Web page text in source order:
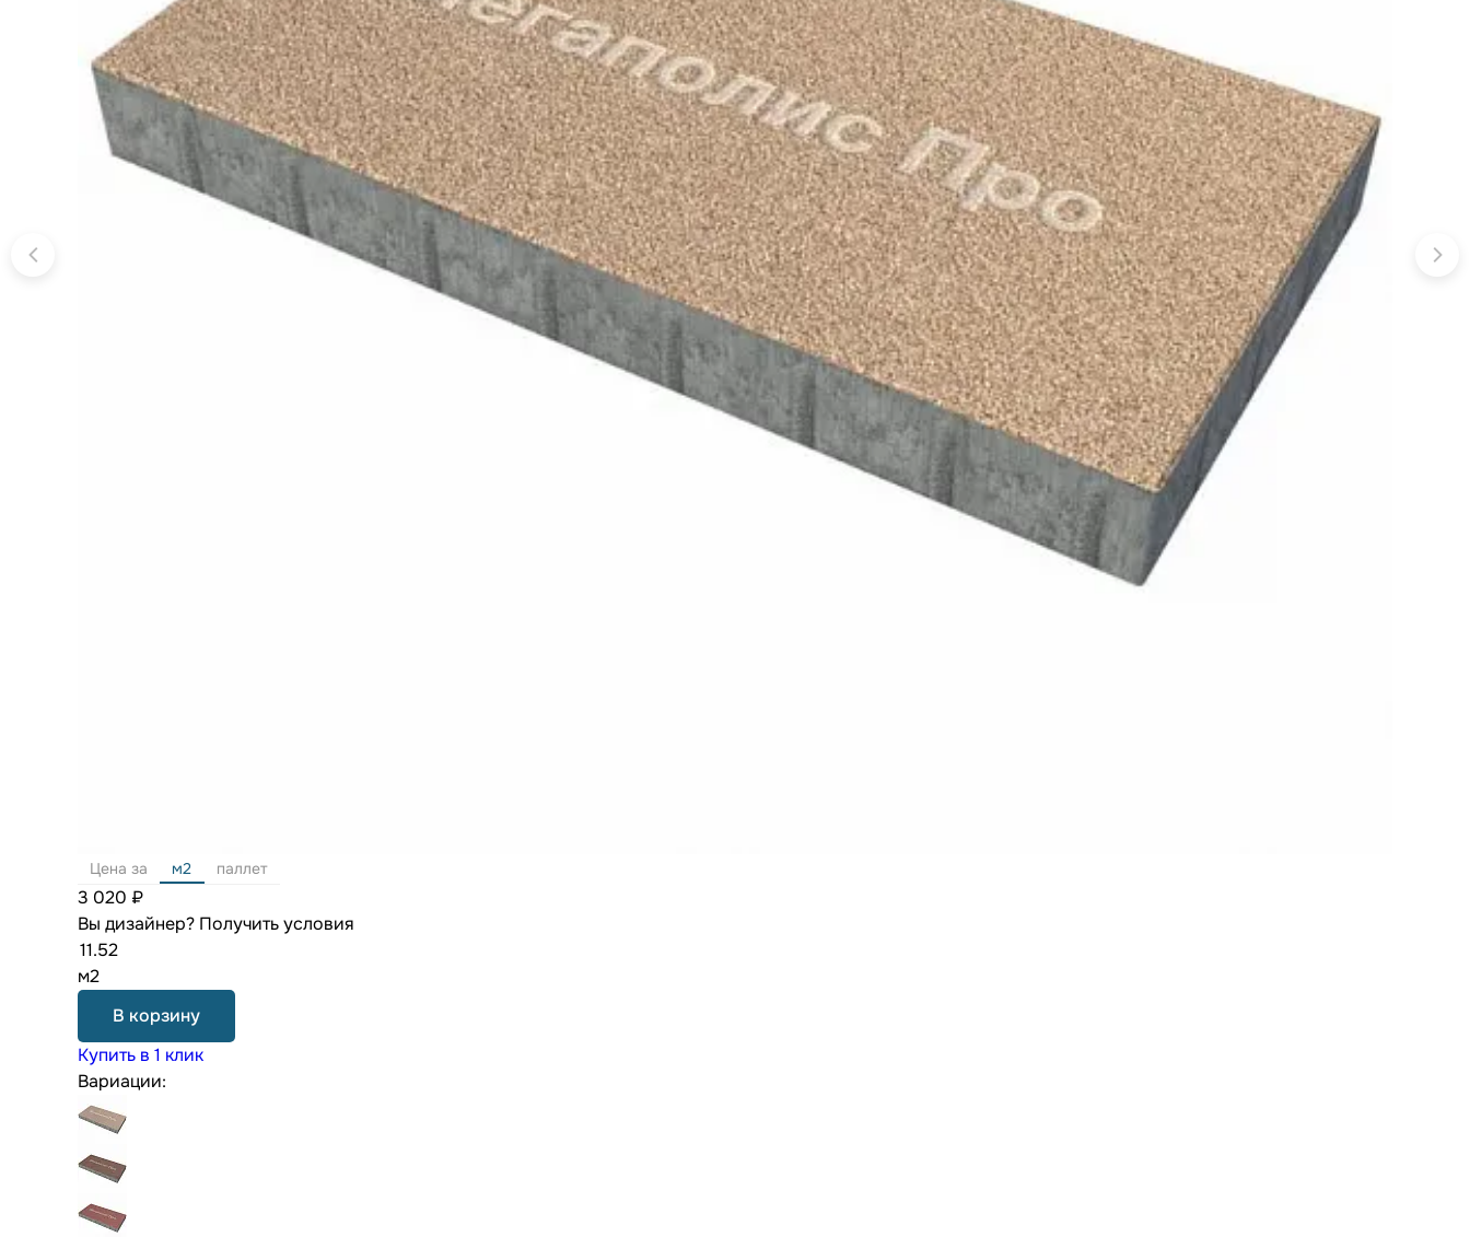
Цена за м2 паллет
3 020 ₽
Вы дизайнер? Получить условия
м2
В корзину
Купить в 1 клик
Вариации: